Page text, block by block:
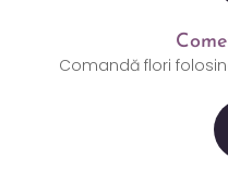
Comandă flori